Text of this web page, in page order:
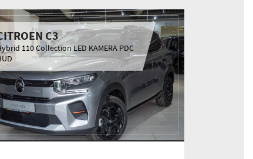
C3
110 Collection LED KAMERA PDC